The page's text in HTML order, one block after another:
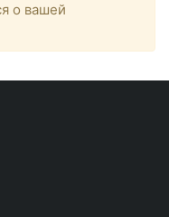
о вашей